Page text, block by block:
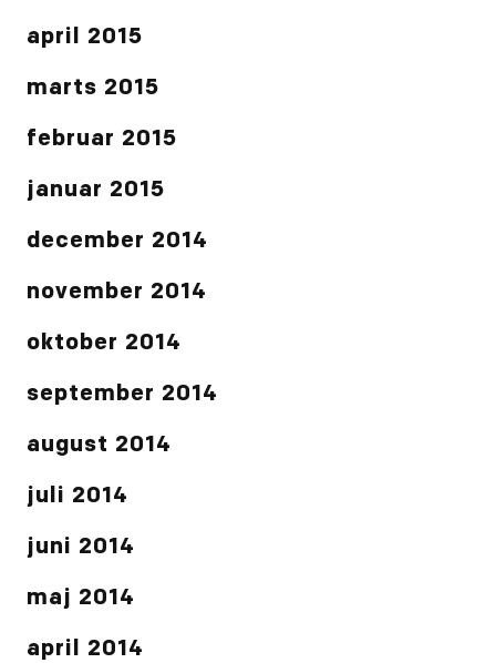
april 2015
marts 2015
februar 2015
januar 2015
december 2014
november 2014
oktober 2014
september 2014
august 2014
juli 2014
juni 2014
maj 2014
april 2014